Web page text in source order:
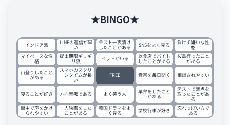
★BINGO★
インドア派 LINEの返信が早
い
テスト一夜漬け
したことがある SNSをよく見る 負けず嫌いな性
格
マイペースな性
格
提出期限ギリギ
リ派 ペットがいる 飲食店でバイト
したことがある
桜島行ったこと
がある
山登りしたこと
がある
スマホのスクリ
ーンタイムが長
い
FREE 音楽を毎日聞く 相談されやすい
寝ることが好き 方向音痴である よく笑う人 早弁をしたこと
がある
テストで満点を
取ったことがあ
る
街中で声をかけ
られやすい
一人映画をした
ことがある
韓国ドラマをよ
く見る 学校行事が好き 忘れっぽい方で
ある